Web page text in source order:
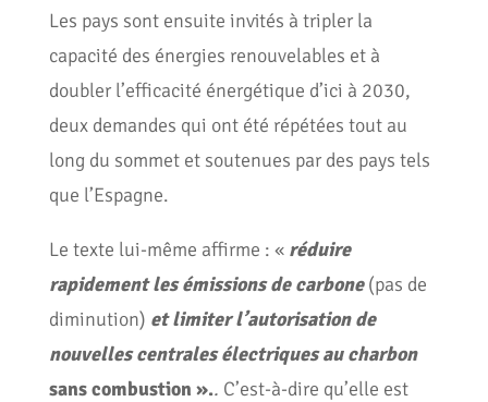
Les pays sont ensuite invités à tripler la
capacité des énergies renouvelables et à
doubler l’efficacité énergétique d’ici à 2030,
deux demandes qui ont été répétées tout au
long du sommet et soutenues par des pays tels
que l’Espagne.
Le texte lui-même affirme : « réduire
rapidement les émissions de carbone(pas de
diminution) et limiter l’autorisation de
nouvelles centrales électriques au charbon
sans combustion ».. C’est-à-dire qu’elle est